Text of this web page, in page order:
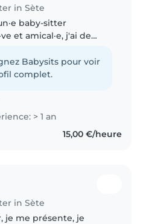
in Sète
baby-sitter
et amical·e, j'ai de
et patiente,
des enfants et
Babysits pour voir
complet.
> 1 an
15,00 €/heure
in Sète
je me présente, je